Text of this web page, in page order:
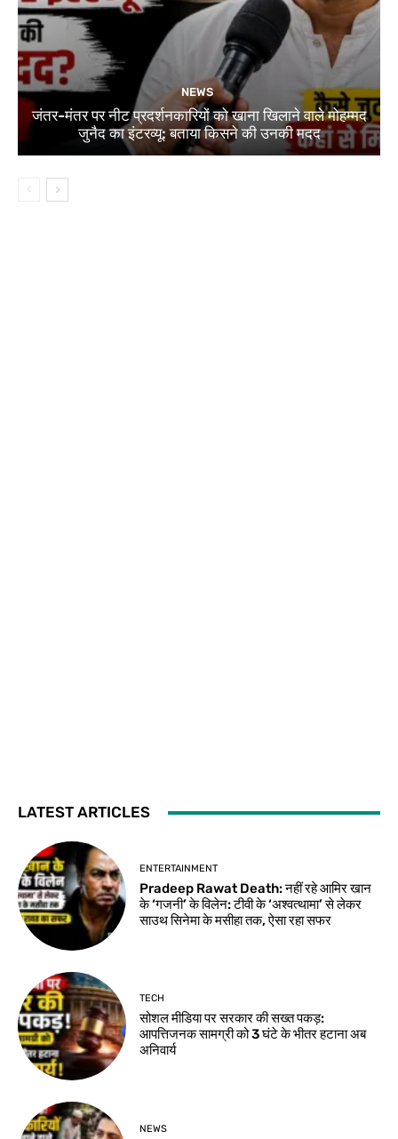
NEWS
जंतर-मंतर पर नीट प्रदर्शनकारियों को खाना खिलाने वाले मोहम्मद
जुनैद का इंटरव्यू: बताया किसने की उनकी मदद
LATEST ARTICLES
ENTERTAINMENT
Pradeep Rawat Death: नहीं रहे आमिर खान
के ‘गजनी’ के विलेन: टीवी के ‘अश्वत्थामा’ से लेकर
साउथ सिनेमा के मसीहा तक, ऐसा रहा सफर
TECH
सोशल मीडिया पर सरकार की सख्त पकड़:
आपत्तिजनक सामग्री को 3 घंटे के भीतर हटाना अब
अनिवार्य
NEWS